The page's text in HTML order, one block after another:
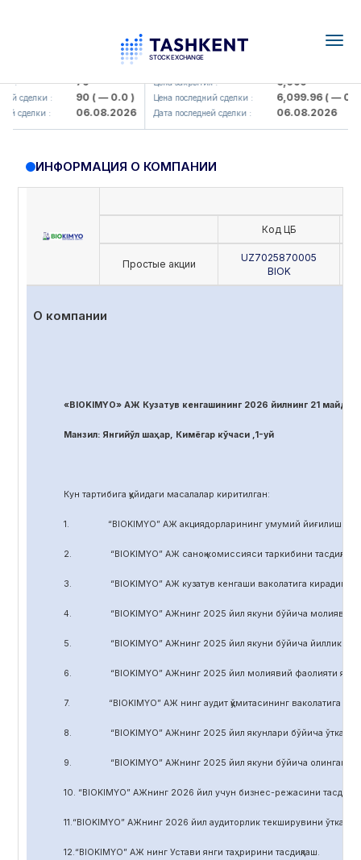
79
: ( — 0.0 )
: 06.08.2026
UZMK (<O'zmetkombinat> AJ)
Цена закрытия : 6,099
Цена последний сделки : 6,099.96( — 0.0 )
Дата последней сделки : 06.08.2026
ИНФОРМАЦИЯ О КОМПАНИИ
Код ЦБ
Простые акции
UZ7025870005
BIOK
О компании
«BIOKIMYO» АЖ Кузатув кенгашининг 2026 йилнинг 21
Манзил: Янгийўл шаҳар, Кимёгар кўчаси ,1-уй
Кун тартибига қуйидаги масалалар киритилган:
1. “BIOKIMYO” АЖ акциядорларининг умумий йиғилиши
2. “BIOKIMYO” АЖ саноқ комиссияси таркибини тасдиқлаш.
3. “BIOKIMYO” АЖ кузатув кенгаши ваколатига кирадиган
4. “BIOKIMYO” АЖнинг 2025 йил якуни бўйича молиявий-
5. “BIOKIMYO” АЖнинг 2025 йил якуни бўйича йиллик
6. “BIOKIMYO” АЖнинг 2025 йил молиявий фаолияти якуни
7. “BIOKIMYO” АЖ нинг аудит қўмитасининг ваколатига
8. “BIOKIMYO” АЖнинг 2025 йил якунлари бўйича
9. “BIOKIMYO” АЖнинг 2025 йил якуни бўйича олинган соф
10. “BIOKIMYO” АЖнинг 2026 йил учун бизнес-режасини
11.“BIOKIMYO” АЖнинг 2026 йил аудиторлик текширувини
12.“BIOKIMYO” АЖ нинг Устави янги таҳририни тасдиқлаш.